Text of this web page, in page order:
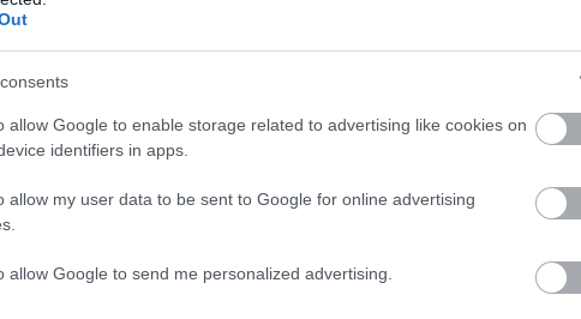
allow Google to enable storage related to advertising like cookies on
identifiers in apps.
allow my user data to be sent to Google for online advertising
allow Google to send me personalized advertising.
, το Bronto φέρει βελτιωμένη γεωμετρία,
και απόσταση από το έδαφος που φτάνει
του ενισχύονται από την παρουσία τετρακίνησης
και τη δυνατότητα υποπολλαπλασιαμού των